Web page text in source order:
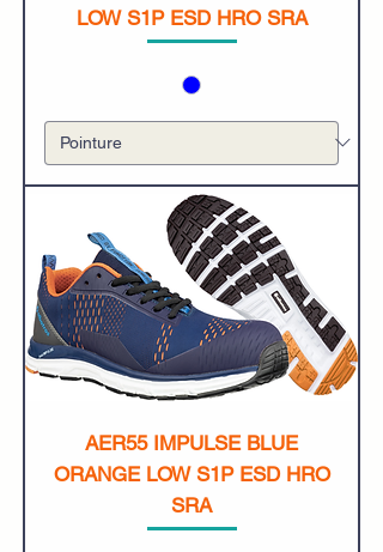
LOW S1P ESD HRO SRA
AER55 IMPULSE BLUE
ORANGE LOW S1P ESD HRO
SRA